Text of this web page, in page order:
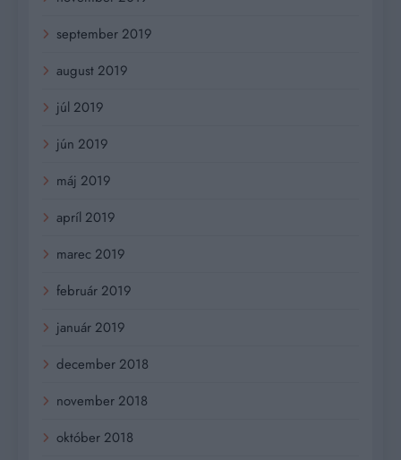
september 2019
august 2019
júl 2019
jún 2019
máj 2019
apríl 2019
marec 2019
február 2019
január 2019
december 2018
november 2018
október 2018